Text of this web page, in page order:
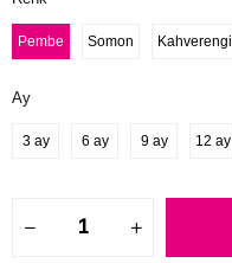
Pembe Somon Kahverengi
Ay
3 ay 6 ay 9 ay 12 ay